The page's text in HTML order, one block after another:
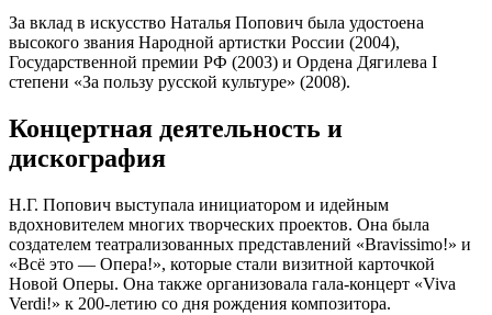
За вклад в искусство Наталья Попович была удостоена
высокого звания Народной артистки России (2004),
Государственной премии РФ (2003) и Ордена Дягилева I
степени «За пользу русской культуре» (2008).
Концертная деятельность и
дискография
Н.Г. Попович выступала инициатором и идейным
вдохновителем многих творческих проектов. Она была
создателем театрализованных представлений «Bravissimo!» и
«Всё это — Опера!», которые стали визитной карточкой
Новой Оперы. Она также организовала гала-концерт «Viva
Verdi!» к 200-летию со дня рождения композитора.